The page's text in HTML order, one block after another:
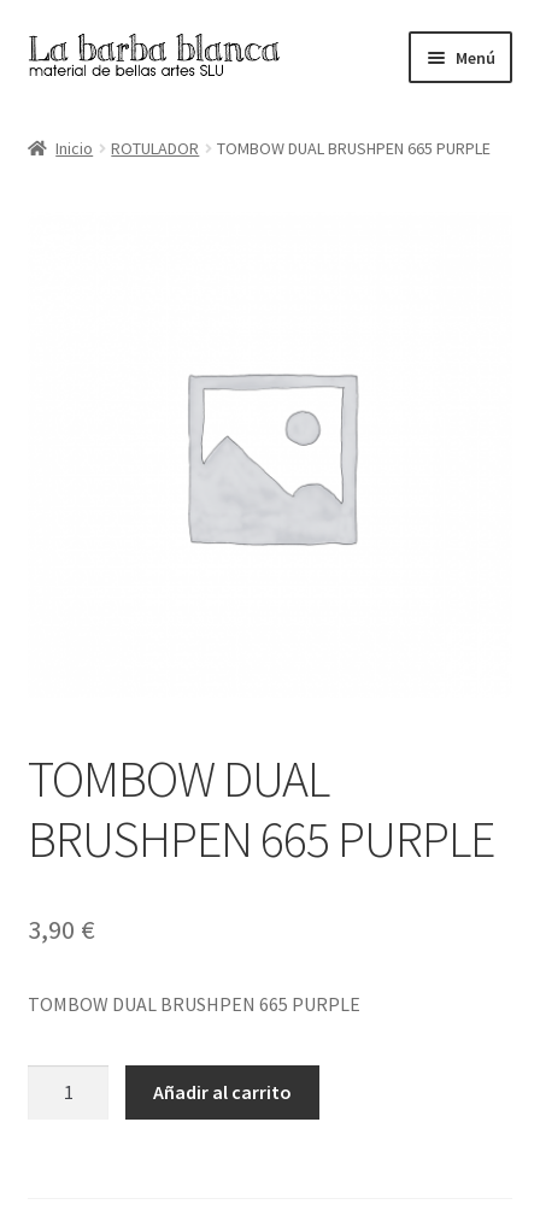
Ir
a
navegación
Ir
al
Menú
Inicio ROTULADOR TOMBOW DUAL BRUSHPEN 665 PURPLE
TOMBOW DUAL
BRUSHPEN 665 PURPLE
3,90 €
TOMBOW DUAL BRUSHPEN 665 PURPLE
Añadir al carrito